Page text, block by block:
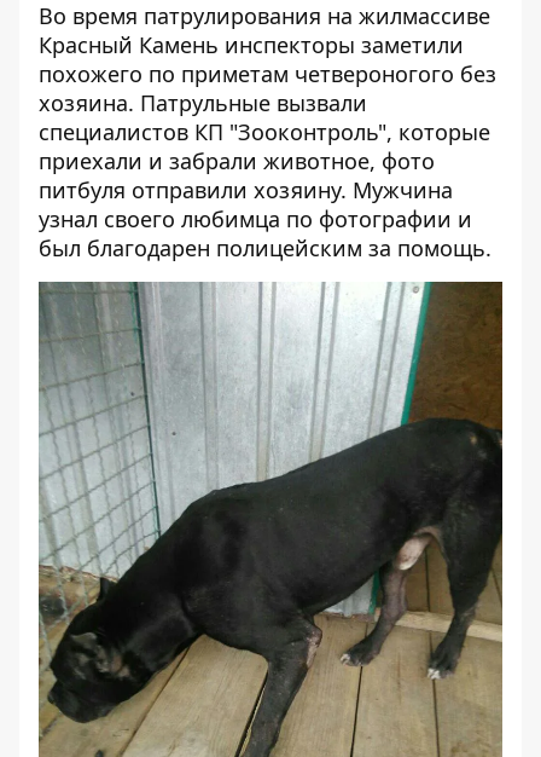
Во время патрулирования на жилмассиве
Красный Камень инспекторы заметили
похожего по приметам четвероногого без
хозяина. Патрульные вызвали
специалистов КП "Зооконтроль", которые
приехали и забрали животное, фото
питбуля отправили хозяину. Мужчина
узнал своего любимца по фотографии и
был благодарен полицейским за помощь.